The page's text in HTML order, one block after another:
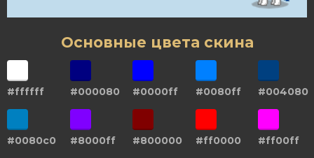
Основные цвета скина
#ffffff #000080 #0000ff #0080ff #004080
#0080c0 #8000ff #800000 #ff0000 #ff00ff